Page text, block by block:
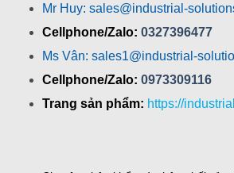
Mr Huy: sales@industrial-
Cellphone/Zalo: 0327396477
Ms Vân: sales1@industrial-
Cellphone/Zalo: 0973309116
Trang sản phẩm: https://